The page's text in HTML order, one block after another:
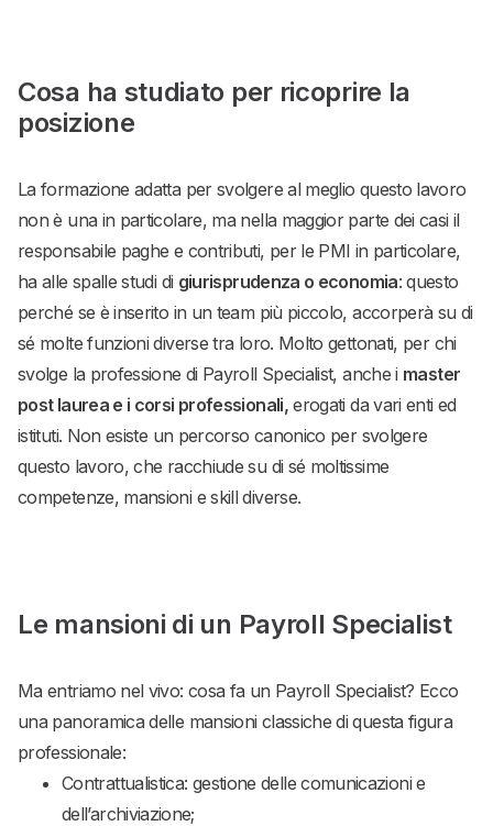
Cosa ha studiato per ricoprire la
posizione
La formazione adatta per svolgere al meglio questo lavoro
non è una in particolare, ma nella maggior parte dei casi il
responsabile paghe e contributi, per le PMI in particolare,
ha alle spalle studi di giurisprudenza o economia: questo
perché se è inserito in un team più piccolo, accorperà su di
sé molte funzioni diverse tra loro. Molto gettonati, per chi
svolge la professione di Payroll Specialist, anche i master
post laurea e i corsi professionali,erogati da vari enti ed
istituti. Non esiste un percorso canonico per svolgere
questo lavoro, che racchiude su di sé moltissime
competenze, mansioni e skill diverse.
Le mansioni di un Payroll Specialist
Ma entriamo nel vivo: cosa fa un Payroll Specialist? Ecco
una panoramica delle mansioni classiche di questa figura
professionale:
Contrattualistica: gestione delle comunicazioni e
dell’archiviazione;